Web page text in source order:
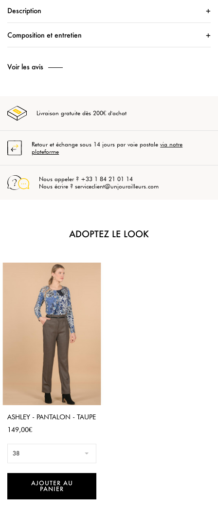
Description
Composition et entretien
Voir les avis
Livraison gratuite dès 200€ d'achat
Retour et échange sous 14 jours par voie postalevia notre
plateforme
Nous appeler ? +33 1 84 21 01 14
Nous écrire ? serviceclient@unjourailleurs.com
ADOPTEZ LE LOOK
ASHLEY - PANTALON - TAUPE
Prix
149,00€
38
AJOUTER AU
PANIER